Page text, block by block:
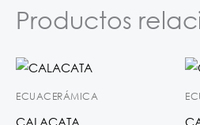
Productos
ECUACERÁMICA